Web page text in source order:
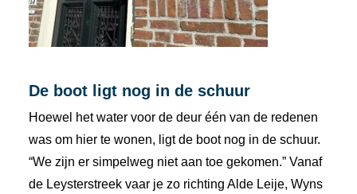
De boot ligt nog in de schuur
Hoewel het water voor de deur één van de redenen
was om hier te wonen, ligt de boot nog in de schuur.
“We zijn er simpelweg niet aan toe gekomen.” Vanaf
de Leysterstreek vaar je zo richting Alde Leije, Wyns